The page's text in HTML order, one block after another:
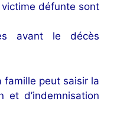
défunte sont
avant le décès
famille peut saisir la
et d’indemnisation